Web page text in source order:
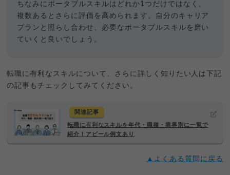
ちなみにポータブルスキルはどれか1つだけではなく、
複数あるとさらに評価を高められます。自分のキャリア
プランと照らし合わせ、必要なポータブルスキルを磨い
ていくと良いでしょう。
転職に有利なスキルについて、さらに詳しく知りたい人は下記
の記事もチェックしてみてください。
関連記事
転職に有利なスキルを年代・職種・業界別に一覧で
紹介！アピール例文あり
▲よくある質問に戻る